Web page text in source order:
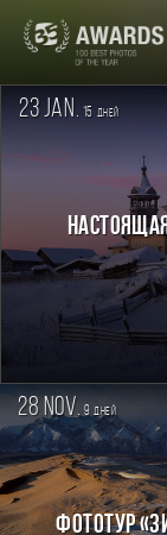
23 jan. 15 дней
28 nov. 9дней
Фототур